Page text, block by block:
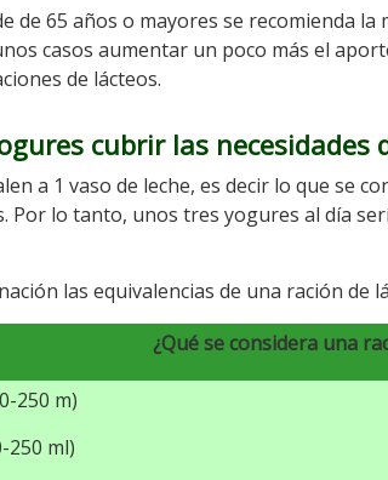
de 65 años o mayores se recomienda
casos aumentar un poco más el
de lácteos.
cubrir las necesidades
a 1 vaso de leche, es decir lo que se
Por lo tanto, unos tres yogures al día
las equivalencias de una ración de
¿Qué se considera una
250 m)
250 ml)